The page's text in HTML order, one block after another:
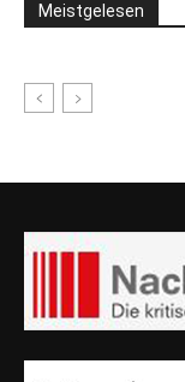
Meistgelesen